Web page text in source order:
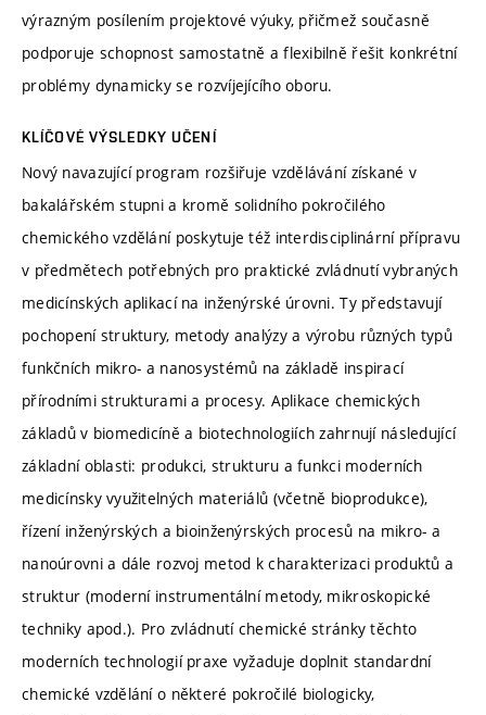
výrazným posílením projektové výuky, přičmež současně
podporuje schopnost samostatně a flexibilně řešit konkrétní
problémy dynamicky se rozvíjejícího oboru.
KLÍČOVÉ VÝSLEDKY UČENÍ
Nový navazující program rozšiřuje vzdělávání získané v
bakalářském stupni a kromě solidního pokročilého
chemického vzdělání poskytuje též interdisciplinární přípravu
v předmětech potřebných pro praktické zvládnutí vybraných
medicínských aplikací na inženýrské úrovni. Ty představují
pochopení struktury, metody analýzy a výrobu různých typů
funkčních mikro- a nanosystémů na základě inspirací
přírodními strukturami a procesy. Aplikace chemických
základů v biomedicíně a biotechnologiích zahrnují následující
základní oblasti: produkci, strukturu a funkci moderních
medicínsky využitelných materiálů (včetně bioprodukce),
řízení inženýrských a bioinženýrských procesů na mikro- a
nanoúrovni a dále rozvoj metod k charakterizaci produktů a
struktur (moderní instrumentální metody, mikroskopické
techniky apod.). Pro zvládnutí chemické stránky těchto
moderních technologií praxe vyžaduje doplnit standardní
chemické vzdělání o některé pokročilé biologicky,